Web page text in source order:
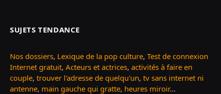
SUJETS TENDANCE
Nos dossiers, Lexique de la pop culture, Test de connexion
Internet gratuit, Acteurs et actrices, activités à faire en
couple, trouver l'adresse de quelqu'un, tv sans internet ni
antenne, main gauche qui gratte, heures miroir...